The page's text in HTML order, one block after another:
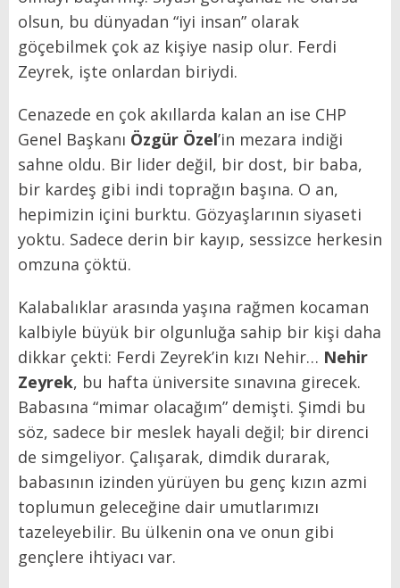
olsun, bu dünyadan “iyi insan” olarak
göçebilmek çok az kişiye nasip olur. Ferdi
Zeyrek, işte onlardan biriydi.
Cenazede en çok akıllarda kalan an ise CHP
Genel Başkanı Özgür Özel’in mezara indiği
sahne oldu. Bir lider değil, bir dost, bir baba,
bir kardeş gibi indi toprağın başına. O an,
hepimizin içini burktu. Gözyaşlarının siyaseti
yoktu. Sadece derin bir kayıp, sessizce herkesin
omzuna çöktü.
Kalabalıklar arasında yaşına rağmen kocaman
kalbiyle büyük bir olgunluğa sahip bir kişi daha
dikkar çekti: Ferdi Zeyrek’in kızı Nehir… Nehir
Zeyrek, bu hafta üniversite sınavına girecek.
Babasına “mimar olacağım” demişti. Şimdi bu
söz, sadece bir meslek hayali değil; bir direnci
de simgeliyor. Çalışarak, dimdik durarak,
babasının izinden yürüyen bu genç kızın azmi
toplumun geleceğine dair umutlarımızı
tazeleyebilir. Bu ülkenin ona ve onun gibi
gençlere ihtiyacı var.